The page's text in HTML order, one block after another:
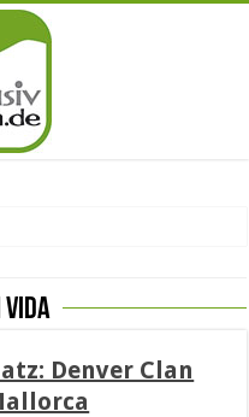
Denver Clan